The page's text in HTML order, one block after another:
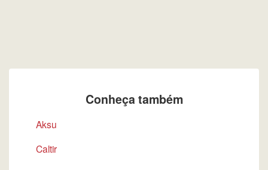
Conheça também
Aksu
Caltir